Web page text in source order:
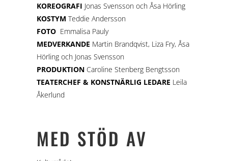
KOREOGRAFI Jonas Svensson och Åsa Hörling
KOSTYM Teddie Andersson
FOTO Emmalisa Pauly
MEDVERKANDE Martin Brandqvist, Liza Fry, Åsa
Hörling och Jonas Svensson
PRODUKTIONCaroline Stenberg Bengtsson
TEATERCHEF & KONSTNÄRLIG LEDARE Leila
Åkerlund
MED STÖD AV